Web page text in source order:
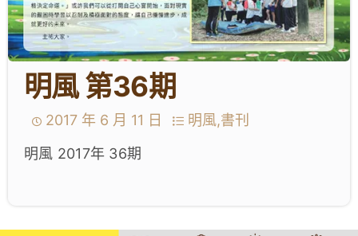
明風 第36期
2017 年 6 月 11 日
明風,書刊
明風 2017年 36期